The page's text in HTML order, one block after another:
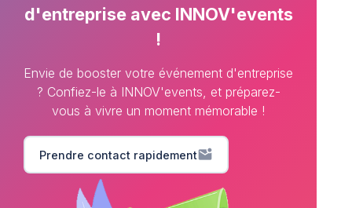
d'entreprise avec INNOV'events
!
Envie de booster votre événement d'entreprise
? Confiez-le à INNOV'events, et préparez-
vous à vivre un moment mémorable !
Prendre contact rapidementmark_email_unread